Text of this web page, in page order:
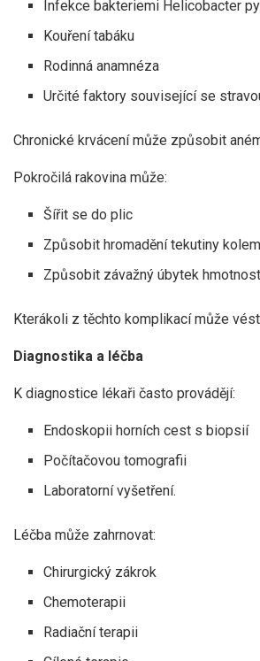
Infekce bakteriemi Helicobacter
Kouření tabáku
Rodinná anamnéza
Určité faktory související se
Chronické krvácení může způsobit
Pokročilá rakovina může:
Šířit se do plic
Způsobit hromadění tekutiny
Způsobit závažný úbytek
Kterákoli z těchto komplikací může
Diagnostika a léčba
K diagnostice lékaři často provádějí:
Endoskopii horních cest s biopsií
Počítačovou tomografii
Laboratorní vyšetření.
Léčba může zahrnovat:
Chirurgický zákrok
Chemoterapii
Radiační terapii